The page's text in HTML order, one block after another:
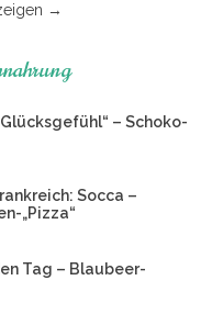
→
– Schoko-
Socca –
„Pizza“
Tag – Blaubeer-